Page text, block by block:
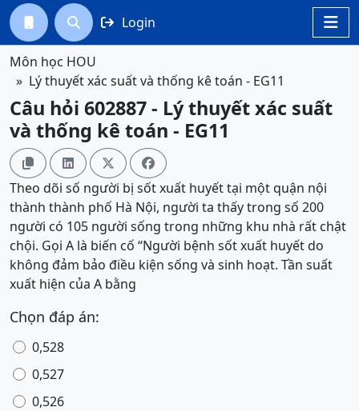

  Login
Môn học HOU
Lý thuyết xác suất và thống kê toán - EG11
Câu hỏi 602887 - Lý thuyết xác suất
và thống kê toán - EG11
   
Theo dõi số người bị sốt xuất huyết tại một quận nội
thành thành phố Hà Nội, người ta thấy trong số 200
người có 105 người sống trong những khu nhà rất chật
chội. Gọi A là biến cố “Người bệnh sốt xuất huyết do
không đảm bảo điều kiện sống và sinh hoạt. Tần suất
xuất hiện của A bằng
Chọn đáp án:
0,528
0,527
0,526